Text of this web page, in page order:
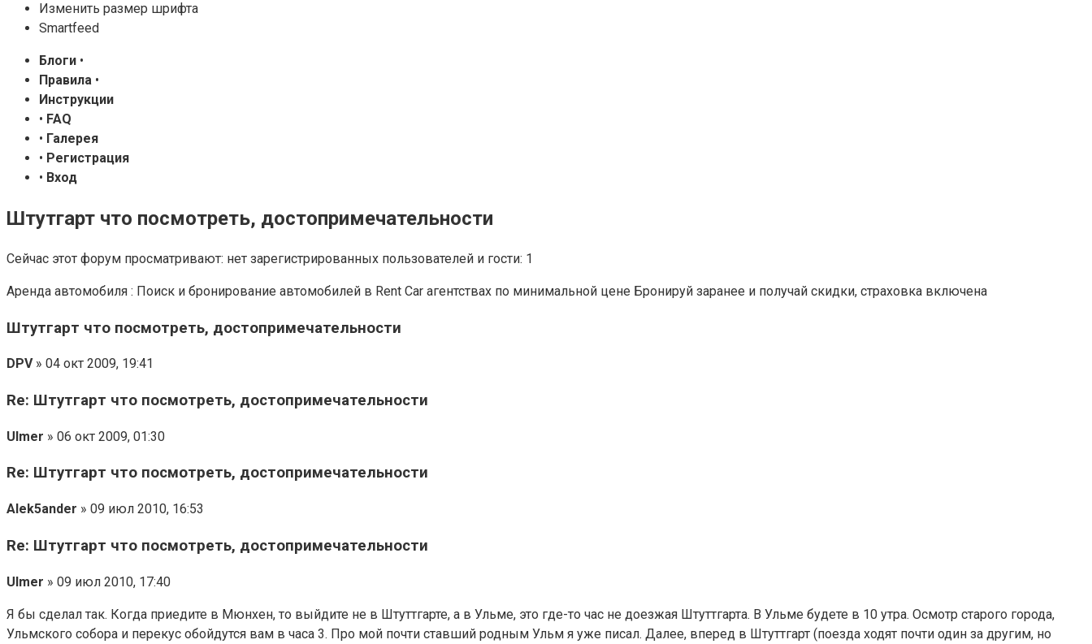
Изменить размер шрифта
Smartfeed
Блоги •
Правила •
Инструкции
• FAQ
• Галерея
• Регистрация
• Вход
Штутгарт что посмотреть, достопримечательности
Сейчас этот форум просматривают: нет зарегистрированных пользователей и гости: 1
Аренда автомобиля : Поиск и бронирование автомобилей в Rent Car агентствах по минимальной цене Бронируй заранее и получай скидки, страховка включена
Штутгарт что посмотреть, достопримечательности
DPV» 04 окт 2009, 19:41
Re: Штутгарт что посмотреть, достопримечательности
Ulmer » 06 окт 2009, 01:30
Re: Штутгарт что посмотреть, достопримечательности
Alek5ander » 09 июл 2010, 16:53
Re: Штутгарт что посмотреть, достопримечательности
Ulmer » 09 июл 2010, 17:40
Я бы сделал так. Когда приедите в Мюнхен, то выйдите не в Штуттгарте, а в Ульме, это где-то час не доезжая Штуттгарта. В Ульме будете в 10 утра. Осмотр старого города,
Ульмского собора и перекус обойдутся вам в часа 3. Про мой почти ставший родным Ульм я уже писал. Далее, вперед в Штуттгарт (поезда ходят почти один за другим, но